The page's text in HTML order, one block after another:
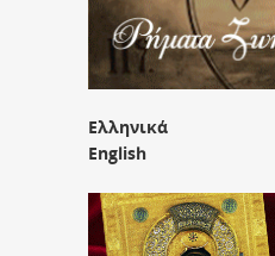
Ελληνικά
English